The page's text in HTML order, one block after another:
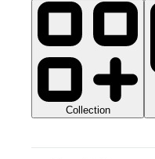
Collection